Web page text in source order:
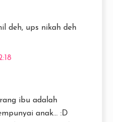
deh, ups nikah deh
ibu adalah
anak... :D